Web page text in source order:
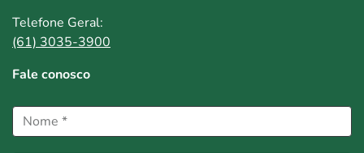
Telefone Geral:
(61) 3035-3900
Fale conosco